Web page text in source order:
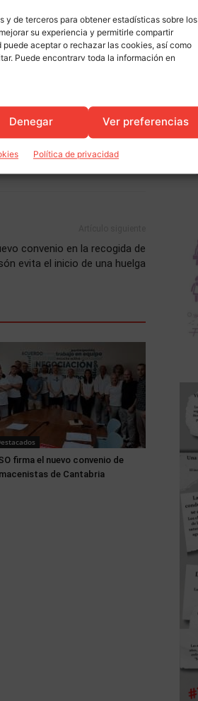
y de terceros para obtener estadísticas sobre los
su experiencia y permitirle compartir
aceptar o rechazar las cookies, así como
Puede encontrarv toda la información en
Denegar Ver preferencias
Política de privacidad
que lleve a cabo el
convenio en la recogida de
evita el inicio de una huelga
firma el nuevo convenio de
de Cantabria